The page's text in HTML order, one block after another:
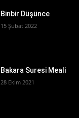
Binbir Düşünce
15 Şubat 2022
Bakara Suresi Meali
28 Ekim 2021